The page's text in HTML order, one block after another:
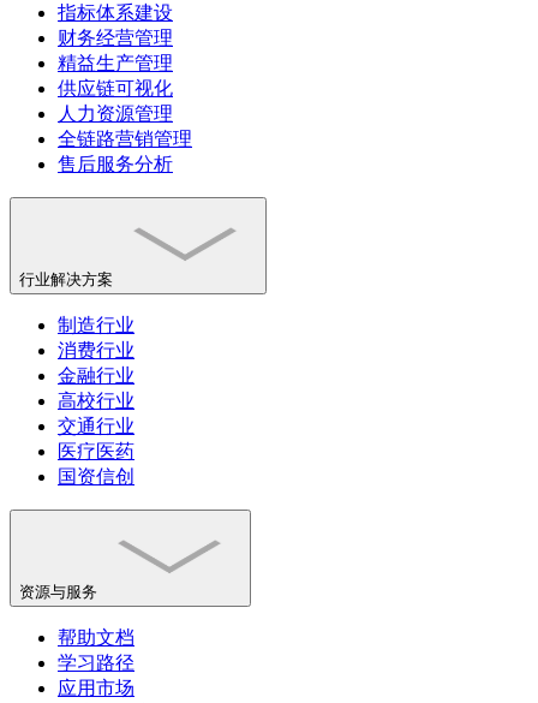
指标体系建设
财务经营管理
精益生产管理
供应链可视化
人力资源管理
全链路营销管理
售后服务分析
行业解决方案
制造行业
消费行业
金融行业
高校行业
交通行业
医疗医药
国资信创
资源与服务
帮助文档
学习路径
应用市场